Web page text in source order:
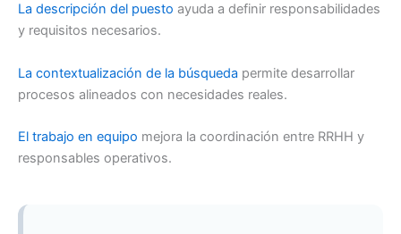
La descripción del puesto ayuda a definir responsabilidades
y requisitos necesarios.
La contextualización de la búsqueda permite desarrollar
procesos alineados con necesidades reales.
El trabajo en equipo mejora la coordinación entre RRHH y
responsables operativos.